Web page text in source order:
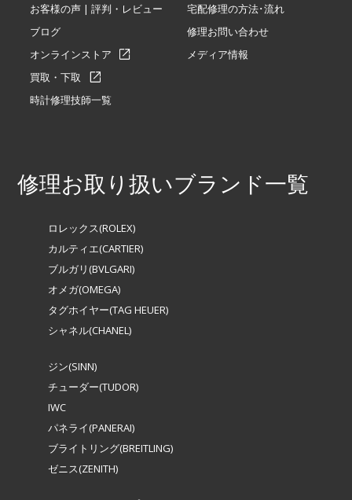
お客様の声 | 評判・レビュー
ブログ
オンラインストア
買取・下取
時計修理技師一覧
宅配修理の方法･流れ
修理お問い合わせ
メディア情報
修理お取り扱いブランド一覧
ロレックス(ROLEX)
カルティエ(CARTIER)
ブルガリ(BVLGARI)
オメガ(OMEGA)
タグホイヤー(TAG HEUER)
シャネル(CHANEL)
ジン(SINN)
チューダー(TUDOR)
IWC
パネライ(PANERAI)
ブライトリング(BREITLING)
ゼニス(ZENITH)